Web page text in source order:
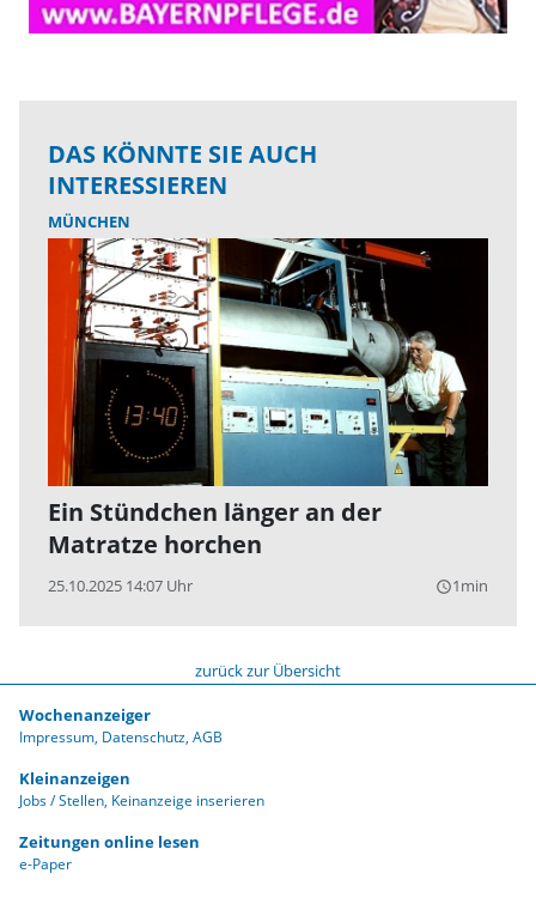
DAS KÖNNTE SIE AUCH
INTERESSIEREN
MÜNCHEN
Ein Stündchen länger an der
Matratze horchen
25.10.2025 14:07 Uhr query_builder1min
zurück zur Übersicht
Wochenanzeiger
Impressum Datenschutz AGB
Kleinanzeigen
Jobs / Stellen Keinanzeige inserieren
Zeitungen online lesen
e-Paper